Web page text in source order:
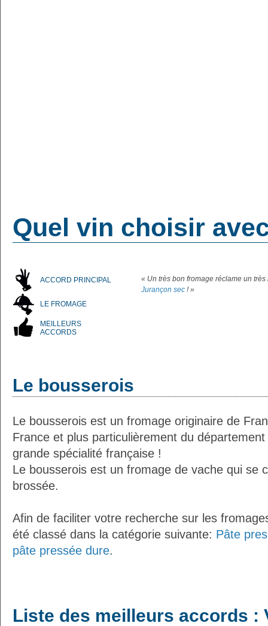
Quel vin choisir
ACCORD PRINCIPAL
LE FROMAGE
MEILLEURS
ACCORDS
« Un très bon fromage réclame un
Jurançon sec ! »
Le bousserois
Le bousserois est un fromage originaire de
France et plus particulièrement du
grande spécialité française !
Le bousserois est un fromage de vache qui se
brossée.
Afin de faciliter votre recherche sur les
été classé dans la catégorie suivante: Pâte
pâte pressée dure.
Liste des meilleurs accords :